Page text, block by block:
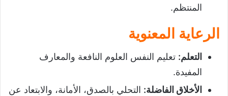
المنتظم.
الرعاية المعنوية
التعلم: تعليم النفس العلوم النافعة والمعارف
المفيدة.
الأخلاق الفاضلة: التحلي بالصدق، الأمانة، والابتعاد عن